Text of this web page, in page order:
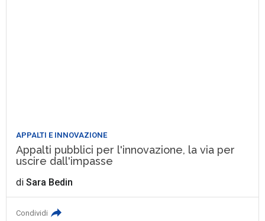
APPALTI E INNOVAZIONE
Appalti pubblici per l'innovazione, la via per
uscire dall'impasse
diSara Bedin
Condividi